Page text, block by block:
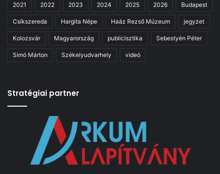
2021 2022 2023 2024 2025 2026 Budapest
Csíkszereda Hargita Népe Haáz Rezső Múzeum jegyzet
Kolozsvár Magyarország publicisztika Sebestyén Péter
Simó Márton Székelyudvarhely videó
Stratégiai partner